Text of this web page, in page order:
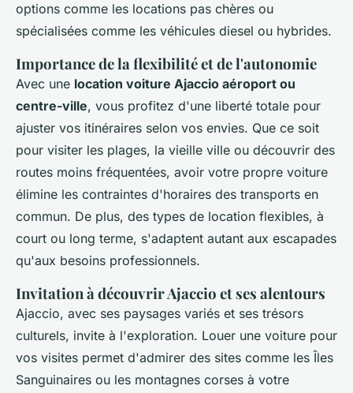
options comme les locations pas chères ou
spécialisées comme les véhicules diesel ou hybrides.
Importance de la flexibilité et de l'autonomie
Avec une location voiture Ajaccio aéroport ou
centre-ville, vous profitez d'une liberté totale pour
ajuster vos itinéraires selon vos envies. Que ce soit
pour visiter les plages, la vieille ville ou découvrir des
routes moins fréquentées, avoir votre propre voiture
élimine les contraintes d'horaires des transports en
commun. De plus, des types de location flexibles, à
court ou long terme, s'adaptent autant aux escapades
qu'aux besoins professionnels.
Invitation à découvrir Ajaccio et ses alentours
Ajaccio, avec ses paysages variés et ses trésors
culturels, invite à l'exploration. Louer une voiture pour
vos visites permet d'admirer des sites comme les Îles
Sanguinaires ou les montagnes corses à votre